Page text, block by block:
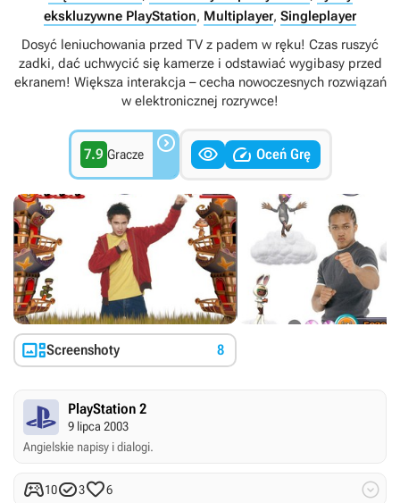
ekskluzywne PlayStation, Multiplayer, Singleplayer
Dosyć leniuchowania przed TV z padem w ręku! Czas ruszyć
zadki, dać uchwycić się kamerze i odstawiać wygibasy przed
ekranem! Większa interakcja – cecha nowoczesnych rozwiązań
w elektronicznej rozrywce!
7.9 Gracze    Oceń Grę
Screenshoty 8
PlayStation 2
9 lipca 2003
Angielskie napisy i dialogi.
1036 